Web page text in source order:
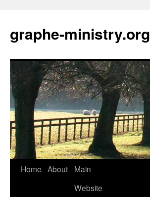
content
graphe-ministry.org
Home About
Main
Website